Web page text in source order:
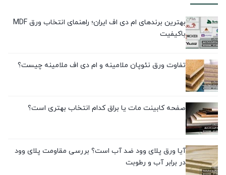
بهترین برندهای ام دی اف ایران؛ راهنمای انتخاب ورق MDF
باکیفیت
تفاوت ورق نئوپان ملامینه و ام دی اف ملامینه چیست؟
صفحه کابینت مات یا براق کدام انتخاب بهتری است؟
آیا ورق پلای وود ضد آب است؟ بررسی مقاومت پلای وود
در برابر آب و رطوبت